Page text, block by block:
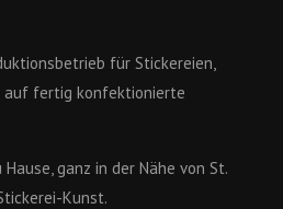
für Stickereien,
auf fertig konfek­tionierte
ganz in der Nähe von St.
Kunst.